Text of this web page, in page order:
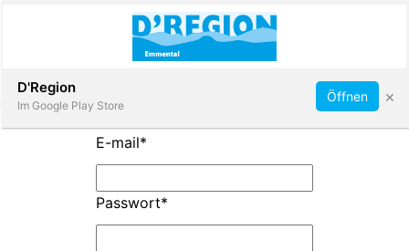
Abonnieren
E-mail*
Passwort*
D'Region
Im Google Play Store
Öffnen ×